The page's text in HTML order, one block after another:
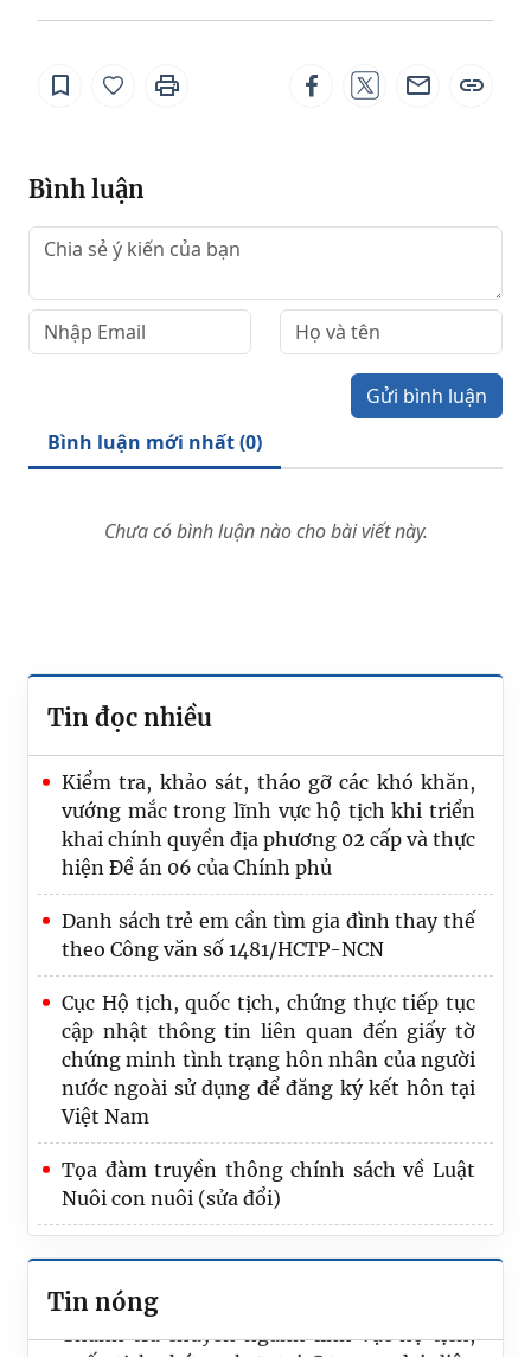
Bình luận
Gửi bình luận
Bình luận mới nhất (0)
Chưa có bình luận nào cho bài viết này.
Tin đọc nhiều
Kiểm tra, khảo sát, tháo gỡ các khó khăn,
vướng mắc trong lĩnh vực hộ tịch khi triển
khai chính quyền địa phương 02 cấp và thực
hiện Đề án 06 của Chính phủ
Danh sách trẻ em cần tìm gia đình thay thế
theo Công văn số 1481/HCTP-NCN
Cục Hộ tịch, quốc tịch, chứng thực tiếp tục
cập nhật thông tin liên quan đến giấy tờ
chứng minh tình trạng hôn nhân của người
nước ngoài sử dụng để đăng ký kết hôn tại
Việt Nam
Tọa đàm truyền thông chính sách về Luật
Nuôi con nuôi (sửa đổi)
Tin nóng
Hội nghị triển khai Quyết định số
2696/QĐ-TTG của Thủ tướng Chính phủ và
truyền thông về Bộ công cụ ngăn ngừa và
xử lý các hành vi không tuân thủ pháp luật
trong lĩnh vực nuôi con nuôi quốc tế
Tiếp Đoàn cha mẹ nuôi và con nuôi Thuỵ
Điển về thăm quê hương Việt Nam
Thanh tra chuyên ngành lĩnh vực hộ tịch,
quốc tịch chứng thực tại Cơ quan đại diện
Việt Nam tại CHLB Đức